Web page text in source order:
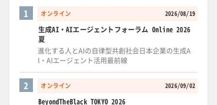
オンライン 2026/08/19
1
生成AI・AIエージェントフォーラム Online 2026
夏
進化する人とAIの自律型共創社会日本企業の生成A
I・AIエージェント活用最前線
オンライン 2026/09/02
2
BeyondTheBlack TOKYO 2026